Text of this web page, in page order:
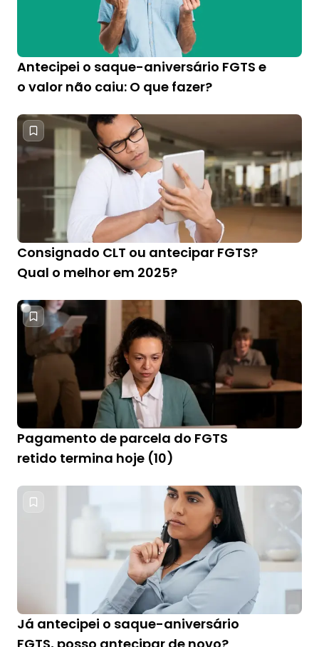
Antecipei o saque-aniversário FGTS e
o valor não caiu: O que fazer?
Consignado CLT ou antecipar FGTS?
Qual o melhor em 2025?
Pagamento de parcela do FGTS
retido termina hoje (10)
Já antecipei o saque-aniversário